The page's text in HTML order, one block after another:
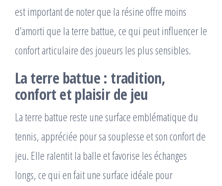
est important de noter que la résine offre moins
d’amorti que la terre battue, ce qui peut influencer le
confort articulaire des joueurs les plus sensibles.
La terre battue : tradition,
confort et plaisir de jeu
La terre battue reste une surface emblématique du
tennis, appréciée pour sa souplesse et son confort de
jeu. Elle ralentit la balle et favorise les échanges
longs, ce qui en fait une surface idéale pour